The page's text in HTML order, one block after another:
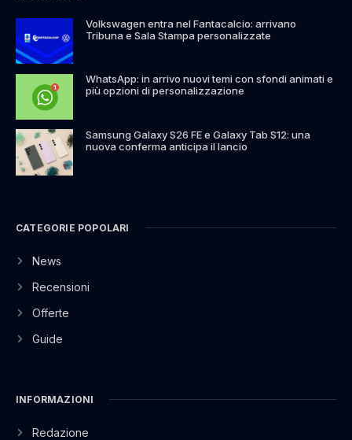
Volkswagen entra nel Fantacalcio: arrivano
Tribuna e Sala Stampa personalizzate
WhatsApp: in arrivo nuovi temi con sfondi animati e
più opzioni di personalizzazione
Samsung Galaxy S26 FE e Galaxy Tab S12: una
nuova conferma anticipa il lancio
CATEGORIE POPOLARI
News
Recensioni
Offerte
Guide
INFORMAZIONI
Redazione